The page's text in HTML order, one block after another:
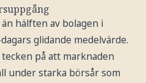
hälften av bolagen i
glidande medelvärde.
på att marknaden
under starka börsår som